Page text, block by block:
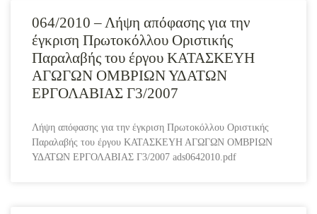
064/2010 – Λήψη απόφασης για την
έγκριση Πρωτοκόλλου Οριστικής
Παραλαβής του έργου ΚΑΤΑΣΚΕΥΗ
ΑΓΩΓΩΝ ΟΜΒΡΙΩΝ ΥΔΑΤΩΝ
ΕΡΓΟΛΑΒΙΑΣ Γ3/2007
Λήψη απόφασης για την έγκριση Πρωτοκόλλου Οριστικής
Παραλαβής του έργου ΚΑΤΑΣΚΕΥΗ ΑΓΩΓΩΝ ΟΜΒΡΙΩΝ
ΥΔΑΤΩΝ ΕΡΓΟΛΑΒΙΑΣ Γ3/2007 ads0642010.pdf